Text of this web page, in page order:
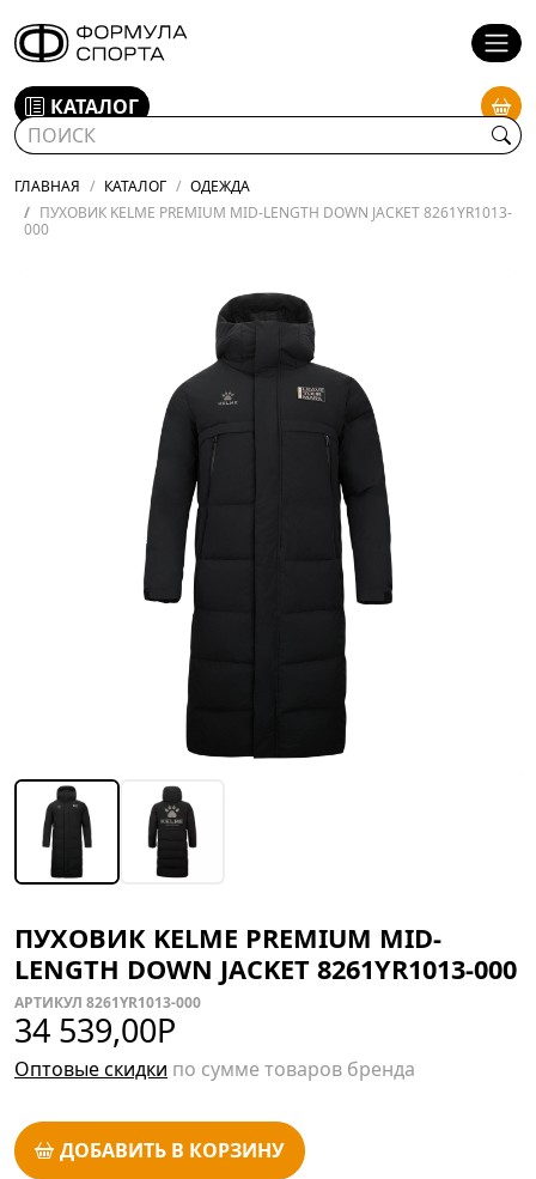
КАТАЛОГ
ГЛАВНАЯ КАТАЛОГ
ОДЕЖДА
ПУХОВИК KELME PREMIUM MID-LENGTH DOWN JACKET 8261YR1013-
000
ПУХОВИК KELME PREMIUM MID-
LENGTH DOWN JACKET 8261YR1013-000
АРТИКУЛ 8261YR1013-000
34 539,00Р
Оптовые скидки по сумме товаров бренда
ДОБАВИТЬ В КОРЗИНУ